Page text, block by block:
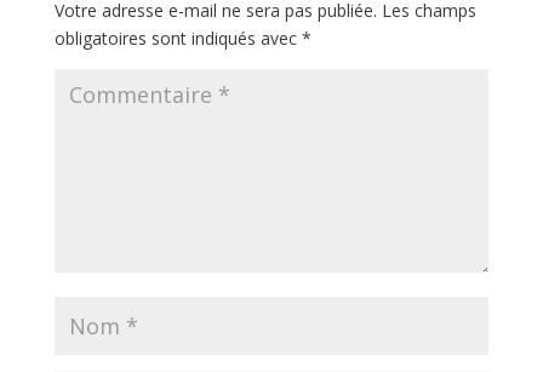
Votre adresse e-mail ne sera pas publiée. Les champs
obligatoires sont indiqués avec *